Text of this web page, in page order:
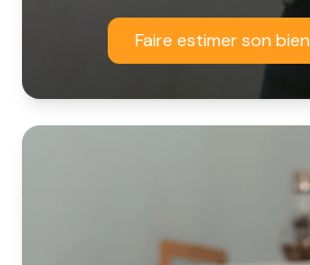
Faire estimer son bien